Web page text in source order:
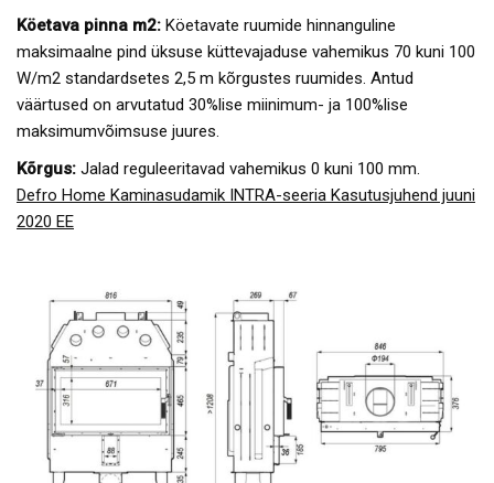
Köetava pinna m2: Köetavate ruumide hinnanguline
maksimaalne pind üksuse küttevajaduse vahemikus 70 kuni 100
W/m2 standardsetes 2,5 m kõrgustes ruumides. Antud
väärtused on arvutatud 30%lise miinimum- ja 100%lise
maksimumvõimsuse juures.
Kõrgus: Jalad reguleeritavad vahemikus 0 kuni 100 mm.
Defro Home Kaminasudamik INTRA-seeria Kasutusjuhend juuni
2020 EE